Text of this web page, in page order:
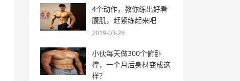
4个动作，教你练出好看
腹肌，赶紧练起来吧
2019-03-28
小伙每天做300个俯卧
撑，一个月后身材变成这
样？